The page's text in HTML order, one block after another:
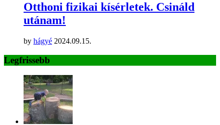
Otthoni fizikai kísérletek. Csináld
utánam!
by hágyé 2024.09.15.
Legfrissebb